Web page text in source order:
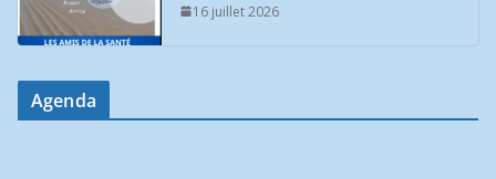
16 juillet 2026
Agenda